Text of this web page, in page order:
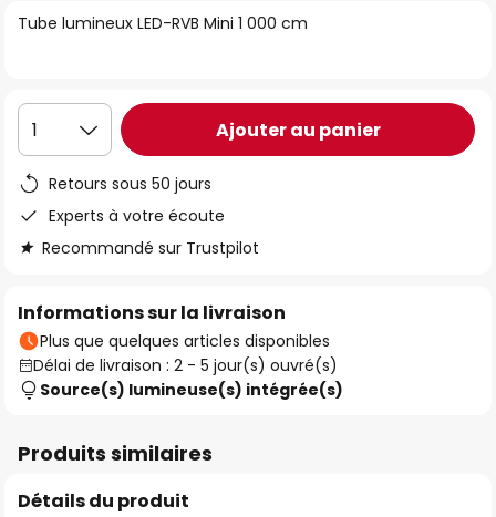
of
gallery
Tube lumineux LED-RVB Mini 1 000 cm
1 Ajouter au panier
Retours sous 50 jours
Experts à votre écoute
Recommandé sur Trustpilot
Informations sur la livraison
Plus que quelques articles disponibles
Délai de livraison : 2 - 5 jour(s) ouvré(s)
Source(s) lumineuse(s) intégrée(s)
Produits similaires
Détails du produit